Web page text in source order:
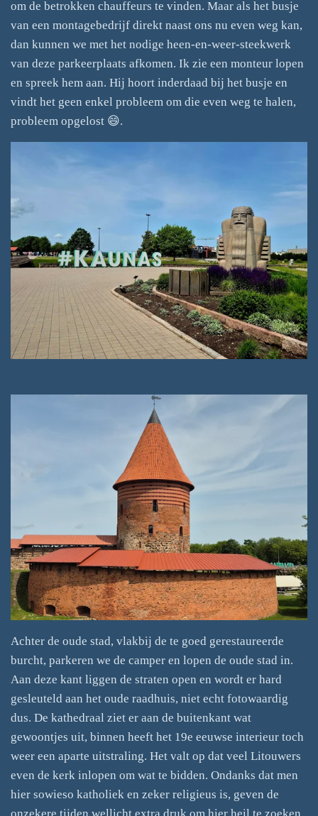
om de betrokken chauffeurs te vinden. Maar als het busje
van een montagebedrijf direkt naast ons nu even weg kan,
dan kunnen we met het nodige heen-en-weer-steekwerk
van deze parkeerplaats afkomen. Ik zie een monteur lopen
en spreek hem aan. Hij hoort inderdaad bij het busje en
vindt het geen enkel probleem om die even weg te halen,
probleem opgelost 😄.
Achter de oude stad, vlakbij de te goed gerestaureerde
burcht, parkeren we de camper en lopen de oude stad in.
Aan deze kant liggen de straten open en wordt er hard
gesleuteld aan het oude raadhuis, niet echt fotowaardig
dus. De kathedraal ziet er aan de buitenkant wat
gewoontjes uit, binnen heeft het 19e eeuwse interieur toch
weer een aparte uitstraling. Het valt op dat veel Litouwers
even de kerk inlopen om wat te bidden. Ondanks dat men
hier sowieso katholiek en zeker religieus is, geven de